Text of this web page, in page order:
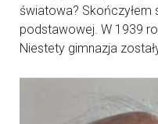
światowa? Skończyłem
podstawowej. W 1939
Niestety gimnazja